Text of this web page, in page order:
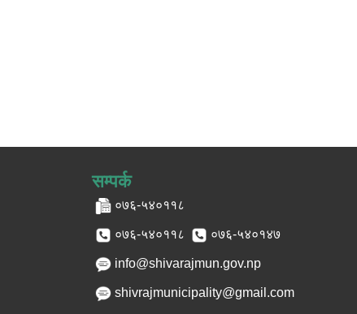
सम्पर्क
०७६-५४०११८
०७६-५४०११८ ०७६-५४०१४७
info@shivarajmun.gov.np
shivrajmunicipality@gmail.com